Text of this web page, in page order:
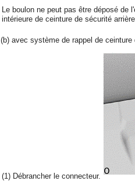
Le boulon ne peut pas être déposé de
intérieure de ceinture de sécurité
(b) avec système de rappel de ceinture
(1) Débrancher le connecteur.